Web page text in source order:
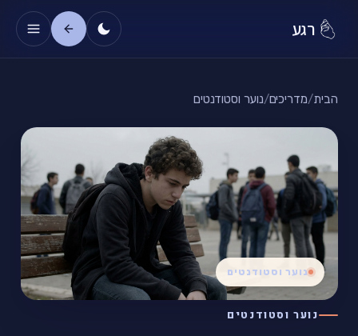
רגע
הבית/מדריכים/נוער וסטודנטים
נוער וסטודנטים
נוער וסטודנטים